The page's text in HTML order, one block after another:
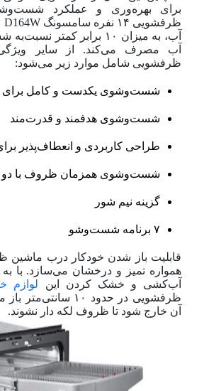
برای بهره‌وری و عملکرد
آب، به میزان ۱۰ برابر
آب مصرف می‌کند. از سایر
ظرفشویی شامل موارد زیر می‌شود:
شست‌و‌شوی یکدست و کامل
شست‌و‌شوی هدفمند و قدرت‌مند
طراحی کاربردی و انعطاف‌پذیر
شست‌و‌شوی همزمان ظروف با دو
گزینه نیم شور
۷ برنامه شست‌و‌شو
قابلیت باز شدن خودکار درب ماشین
همواره تمیز و درخشان می‌سازد. با به
آب‌کشی و خشک کردن این لوازم
ظرفشویی در حدود ۱۰
آن خارج شود تا ظروف لکه دار نشوند.